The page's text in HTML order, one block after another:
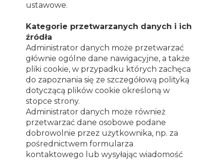
ustawowe.
Kategorie przetwarzanych danych i ich
źródła
Administrator danych może przetwarzać
głównie ogólne dane nawigacyjne, a także
pliki cookie, w przypadku których zachęca
do zapoznania się ze szczegółową polityką
dotyczącą plików cookie określoną w
stopce strony.
Administrator danych może również
przetwarzać dane osobowe podane
dobrowolnie przez użytkownika, np. za
pośrednictwem formularza
kontaktowego lub wysyłając wiadomość